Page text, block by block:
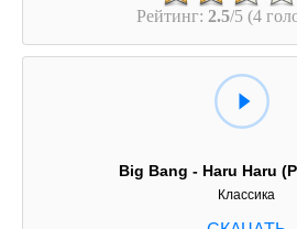
Рейтинг: 2.5/5 (4
Big Bang - Haru Haru
Классика